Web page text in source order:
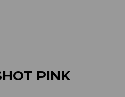
PINK